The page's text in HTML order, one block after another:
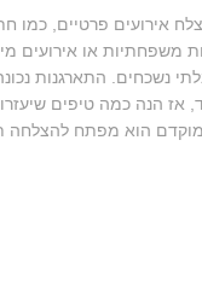
אירועים פרטיים, כמו
משפחתיות או אירועים
בלתי נשכחים. התארגנות
אז הנה כמה טיפים